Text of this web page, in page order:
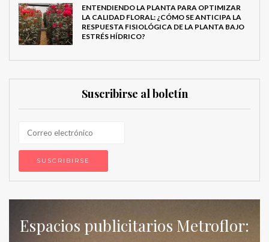
ENTENDIENDO LA PLANTA PARA OPTIMIZAR
LA CALIDAD FLORAL: ¿CÓMO SE ANTICIPA LA
RESPUESTA FISIOLÓGICA DE LA PLANTA BAJO
ESTRÉS HÍDRICO?
Suscribirse al boletín
Espacios publicitarios Metroflor: